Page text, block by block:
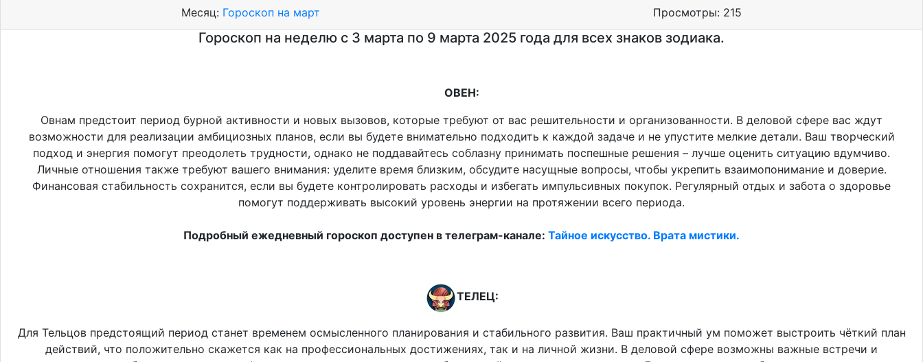
Месяц: Гороскоп на март Просмотры: 215
Гороскоп на неделю с 3 марта по 9 марта 2025 года для всех знаков зодиака.
ОВЕН:
Овнам предстоит период бурной активности и новых вызовов, которые требуют от вас решительности и организованности. В деловой сфере вас ждут
возможности для реализации амбициозных планов, если вы будете внимательно подходить к каждой задаче и не упустите мелкие детали. Ваш творческий
подход и энергия помогут преодолеть трудности, однако не поддавайтесь соблазну принимать поспешные решения – лучше оценить ситуацию вдумчиво.
Личные отношения также требуют вашего внимания: уделите время близким, обсудите насущные вопросы, чтобы укрепить взаимопонимание и доверие.
Финансовая стабильность сохранится, если вы будете контролировать расходы и избегать импульсивных покупок. Регулярный отдых и забота о здоровье
помогут поддерживать высокий уровень энергии на протяжении всего периода.
Подробный ежедневный гороскоп доступен в телеграм-канале: Тайное искусство. Врата мистики.
ТЕЛЕЦ:
Для Тельцов предстоящий период станет временем осмысленного планирования и стабильного развития. Ваш практичный ум поможет выстроить чёткий план
действий, что положительно скажется как на профессиональных достижениях, так и на личной жизни. В деловой сфере возможны важные встречи и